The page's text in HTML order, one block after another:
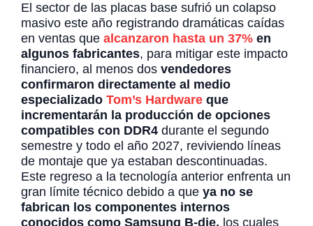
El sector de las placas base sufrió un colapso
masivo este año registrando dramáticas caídas
en ventas que alcanzaron hasta un 37% en
algunos fabricantes, para mitigar este impacto
financiero, al menos dos vendedores
confirmaron directamente al medio
especializado Tom’s Hardware que
incrementarán la producción de opciones
compatibles con DDR4 durante el segundo
semestre y todo el año 2027, reviviendo líneas
de montaje que ya estaban descontinuadas.
Este regreso a la tecnología anterior enfrenta un
gran límite técnico debido a que ya no se
fabrican los componentes internos
conocidos como Samsung B-die, los cuales